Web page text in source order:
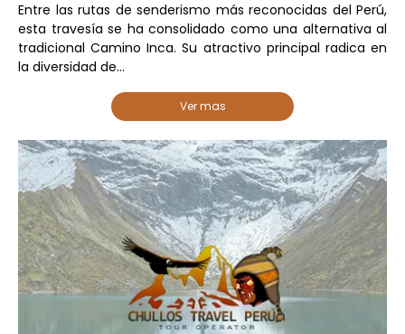
Entre las rutas de senderismo más reconocidas del Perú,
esta travesía se ha consolidado como una alternativa al
tradicional Camino Inca. Su atractivo principal radica en
la diversidad de...
Ver mas